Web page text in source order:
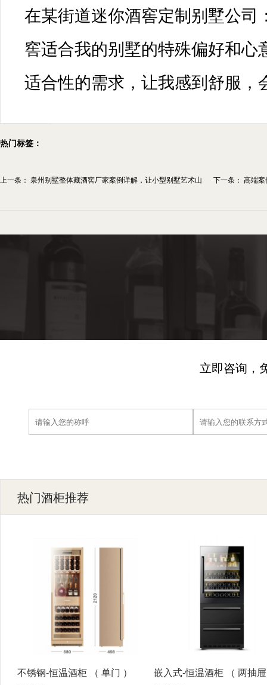
在某街道迷你酒窖定制别墅公
窖适合我的别墅的特殊偏好和
热门标签：
上一条： 泉州别墅整体藏酒窖厂家案例详解，让小型别墅艺术山
下一条： 高端案
立即咨询，
热门酒柜推荐
不锈钢-恒温酒柜 （ 单门 ） 嵌入式-恒温酒柜 （ 两抽